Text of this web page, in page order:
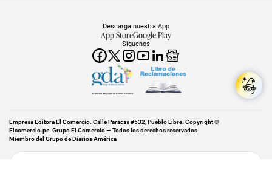
Síguenos
Descarga nuestra App
App StoreGoogle Play
Miembro del Grupo de Diarios América
Empresa Editora El Comercio. Calle Paracas #532, Pueblo Libre. Copyright ©
Elcomercio.pe. Grupo El Comercio — Todos los derechos reservados
Miembro del Grupo de Diarios América